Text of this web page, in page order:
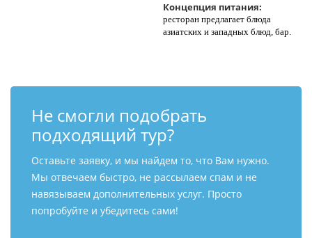
Концепция питания:
ресторан предлагает блюда
азиатских и западных блюд, бар.
Не смогли подобрать
подходящий тур?
Оставьте заявку, и мы найдем то, что Вам нужно.
Мы отвечаем быстро, не рассылаем спам и не
навязываем дополнительных услуг. Просто
попробуйте и убедитесь сами!